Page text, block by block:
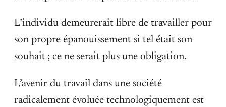
L’individu demeurerait libre de travailler pour
son propre épanouissement si tel était son
souhait ; ce ne serait plus une obligation.
L’avenir du travail dans une société
radicalement évoluée technologiquement est